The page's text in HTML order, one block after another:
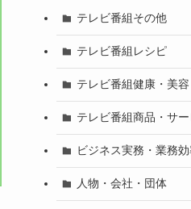
テレビ番組その他
テレビ番組レシピ
テレビ番組健康・美容
テレビ番組商品・サー
ビジネス実務・業務
人物・会社・団体